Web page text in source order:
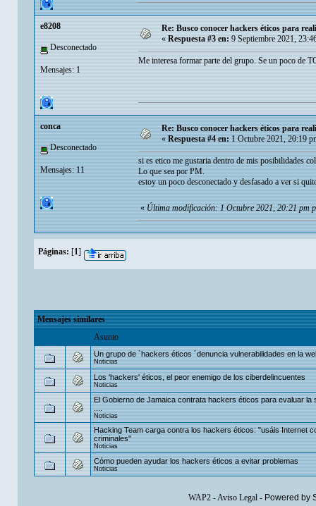
e8208
Desconectado
Mensajes: 1
Re: Busco conocer hackers éticos para
« Respuesta #3 en: 9 Septiembre 2021,
Me interesa formar parte del grupo. Se un poco de
conca
Desconectado
Mensajes: 11
Re: Busco conocer hackers éticos para
«Respuesta #4 en:1 Octubre 2021, 20:19
si es etico me gustaria dentro de mis posibilidades
Lo que sea por PM.
estoy un poco desconectado y desfasado a ver si
«Última modificación: 1 Octubre 2021, 20:21 pm
Páginas: [1]
Mensajes similares
Asunto
Un grupo de `hackers éticos ´denuncia vulnerabilidades en la
Noticias
Los 'hackers' éticos, el peor enemigo de los ciberdelincuentes
Noticias
El Gobierno de Jamaica contrata hackers éticos para evaluar la
....
Noticias
Hacking Team carga contra los hackers éticos: "usáis Internet
criminales"
Noticias
Cómo pueden ayudar los hackers éticos a evitar problemas
Noticias
WAP2-Aviso Legal- Powered by